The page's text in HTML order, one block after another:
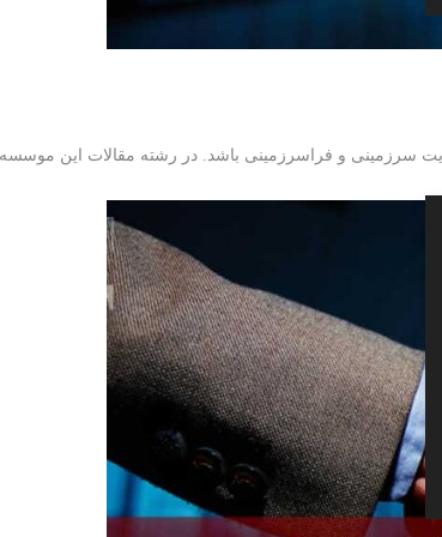
سرزمینی و فراسرزمینی باشد. در رشته مقالات این موسسه،